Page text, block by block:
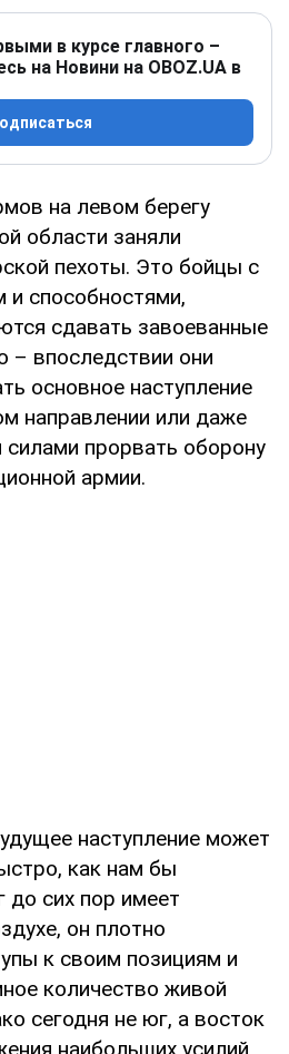
в курсе главного –
на Новини на OBOZ.UA в
на левом берегу
области заняли
пехоты. Это бойцы с
и способностями,
сдавать завоеванные
– впоследствии они
основное наступление
направлении или даже
прорвать оборону
армии.
наступление может
как нам бы
до сих пор имеет
он плотно
к своим позициям и
количество живой
сегодня не юг, а восток
наибольших усилий